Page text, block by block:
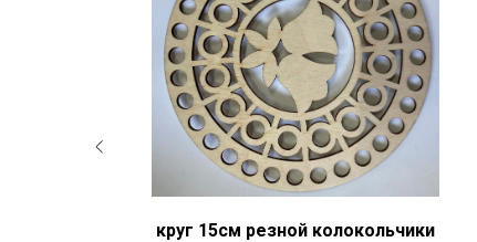
круг 15см резной колокольчики